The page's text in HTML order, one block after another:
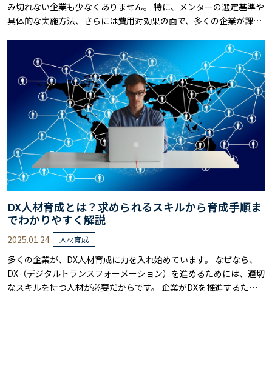
み切れない企業も少なくありません。 特に、メンターの選定基準や
具体的な実施方法、さらには費用対効果の面で、多くの企業が課題
考え方から、導入のメリット・デメリット、そして効果的な実施の
ための注意点まで、実務で役立つ情報を解説します。 具体的な運用
方法や評価の仕方など、現場で活用で……
DX人材育成とは？求められるスキルから育成手順ま
でわかりやすく解説
2025.01.24 人材育成
多くの企業が、DX人材育成に力を入れ始めています。 なぜなら、
DX（デジタルトランスフォーメーション）を進めるためには、適切
なスキルを持つ人材が必要だからです。 企業がDXを推進するため